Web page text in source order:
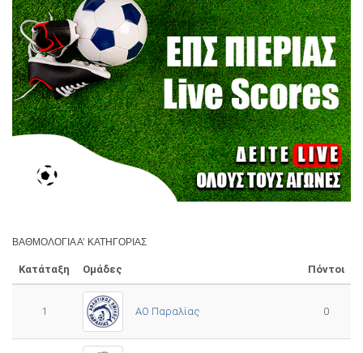
ΒΑΘΜΟΛΟΓΊΑ Α’ ΚΑΤΗΓΟΡΊΑΣ
Κατάταξη Ομάδες Πόντοι
1 ΑΟ Παραλίας 0